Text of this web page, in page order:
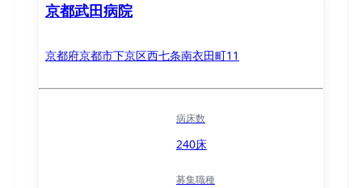
京都武田病院
京都府京都市下京区西七条南衣田町11
病床数
240床
募集職種